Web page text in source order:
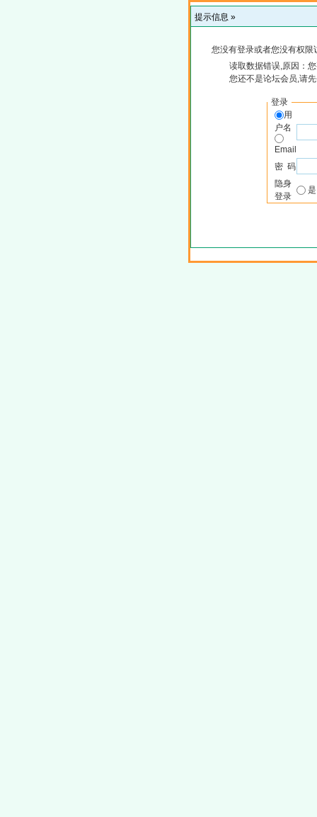
提示信息 »
您没有登录或者您没有权
读取数据错误,原因：
您还不是论坛会员,请
登录
用
户名
Email
密 码
隐身
登录